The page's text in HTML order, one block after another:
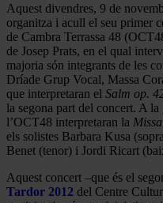
Aquest divendres, 9 de
organitza i acull el seu primer
de Cambra Terrassa 48
de Josep Prats, en el qual
majoria són integrants de les
Dríade Grup Vocal, Massa
que interpretaran el Salm op.
la segona part del concert. A
l’OCT48 interpretaran la
els solistes Barbara Kusa
Benet (tenor) i Jordi Ricart
Aquest concert –que és el
Tardor 2012 del Centre